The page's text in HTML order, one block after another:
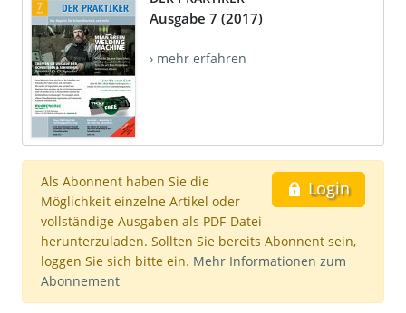
Ausgabe 7 (2017)
› mehr erfahren
Login
Als Abonnent haben Sie die
Möglichkeit einzelne Artikel oder
vollständige Ausgaben als PDF-Datei
herunterzuladen. Sollten Sie bereits Abonnent sein,
loggen Sie sich bitte ein. Mehr Informationen zum
Abonnement